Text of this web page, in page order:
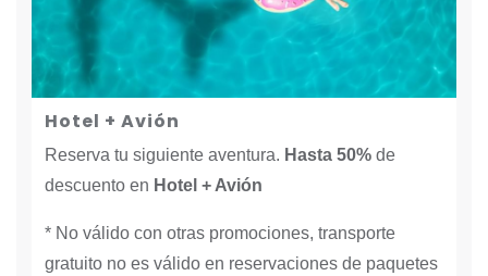
Hotel + Avión
Reserva tu siguiente aventura. Hasta 50% de
descuento en Hotel + Avión
* No válido con otras promociones, transporte
gratuito no es válido en reservaciones de paquetes